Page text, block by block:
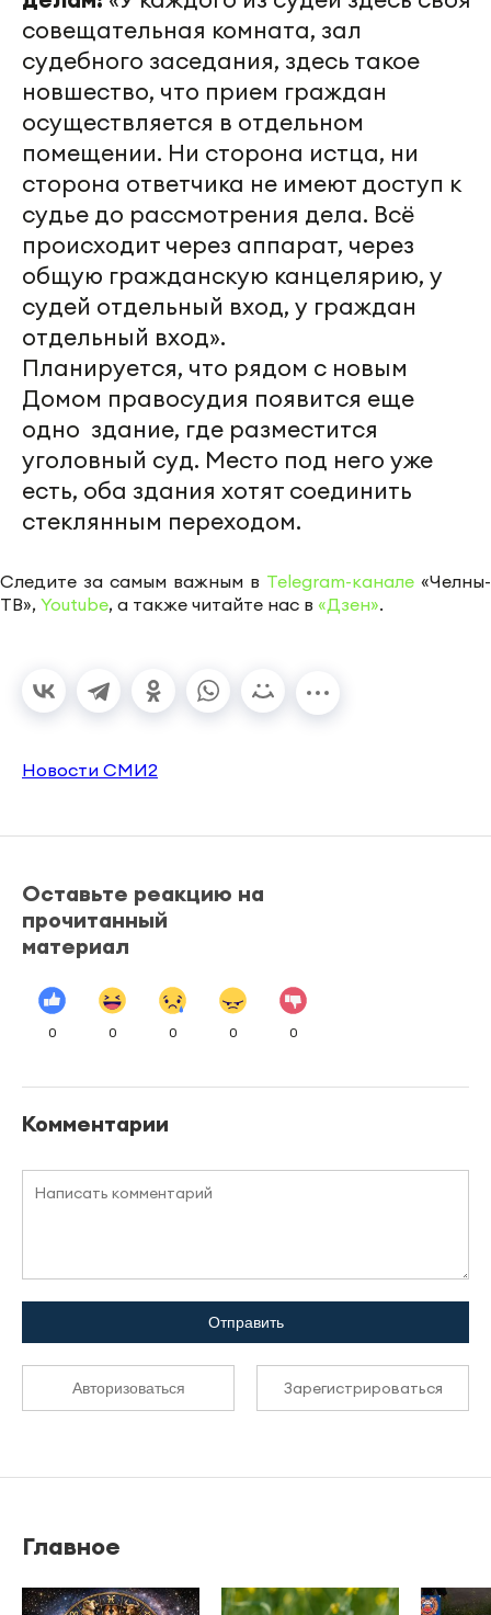
совещательная комната, зал
судебного заседания, здесь такое
новшество, что прием граждан
осуществляется в отдельном
помещении. Ни сторона истца, ни
сторона ответчика не имеют доступ к
судье до рассмотрения дела. Всё
происходит через аппарат, через
общую гражданскую канцелярию, у
судей отдельный вход, у граждан
отдельный вход».
Планируется, что рядом с новым
Домом правосудия появится еще
одно здание, где разместится
уголовный суд. Место под него уже
есть, оба здания хотят соединить
стеклянным переходом.
Следите за самым важным в Telegram-канале «Челны-
ТВ», Youtube, а также читайте нас в «Дзен».
Новости СМИ2
Оставьте реакцию на
прочитанный
материал
0 0 0 0 0
Комментарии
Отправить
Авторизоваться Зарегистрироваться
Главное